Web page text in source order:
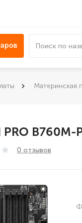
Материнская
B760M-
0 отзывов